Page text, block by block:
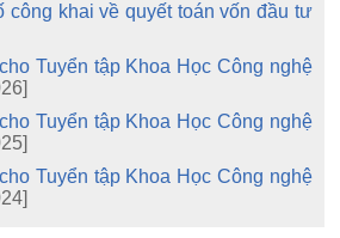
công khai về quyết toán vốn đầu tư
Tuyển tập Khoa Học Công nghệ
Tuyển tập Khoa Học Công nghệ
Tuyển tập Khoa Học Công nghệ